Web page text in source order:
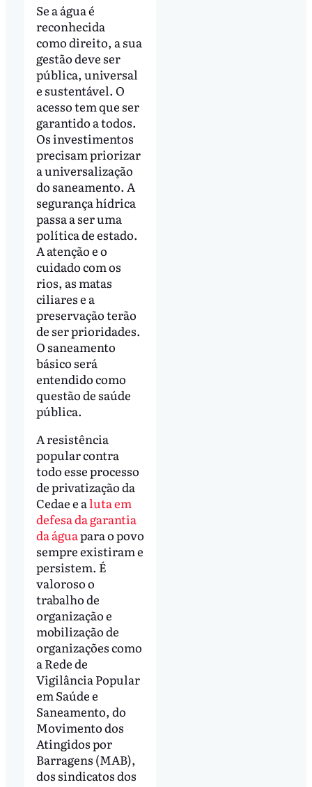
Se a água é
reconhecida
como direito, a sua
gestão deve ser
pública, universal
e sustentável. O
acesso tem que ser
garantido a todos.
Os investimentos
precisam priorizar
a universalização
do saneamento. A
segurança hídrica
passa a ser uma
política de estado.
A atenção e o
cuidado com os
rios, as matas
ciliares e a
preservação terão
de ser prioridades.
O saneamento
básico será
entendido como
questão de saúde
pública.
A resistência
popular contra
todo esse processo
de privatização da
Cedae e aluta em
defesa da garantia
da águapara o povo
sempre existiram e
persistem. É
valoroso o
trabalho de
organização e
mobilização de
organizações como
a Rede de
Vigilância Popular
em Saúde e
Saneamento, do
Movimento dos
Atingidos por
Barragens (MAB),
dos sindicatos dos